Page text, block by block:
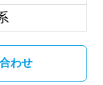
わせ